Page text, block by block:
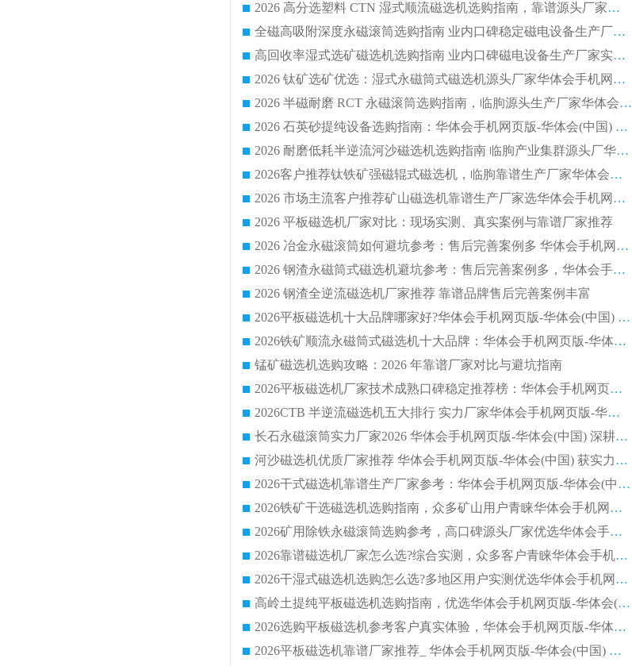
2026 高分选塑料 CTN 湿式顺流磁选机选购指南，靠谱源头厂家华体会手机网页版-华体会(中国) 详解
全磁高吸附深度永磁滚筒选购指南 业内口碑稳定磁电设备生产厂家详细推荐
高回收率湿式选矿磁选机选购指南 业内口碑磁电设备生产厂家实力解析
2026 钛矿选矿优选：湿式永磁筒式磁选机源头厂家华体会手机网页版-华体会(中国) 综合解析
2026 半磁耐磨 RCT 永磁滚筒选购指南，临朐源头生产厂家华体会手机网页版-华体会(中国) 实测分享
2026 石英砂提纯设备选购指南：华体会手机网页版-华体会(中国) 提纯磁选机厂家综合解读
2026 耐磨低耗半逆流河沙磁选机选购指南 临朐产业集群源头厂华体会手机网页版-华体会(中国) 详细解析
2026客户推荐钛铁矿强磁辊式磁选机，临朐靠谱生产厂家华体会手机网页版-华体会(中国) 详解
2026 市场主流客户推荐矿山磁选机靠谱生产厂家选华体会手机网页版-华体会(中国)
2026 平板磁选机厂家对比：现场实测、真实案例与靠谱厂家推荐
2026 冶金永磁滚筒如何避坑参考：售后完善案例多 华体会手机网页版-华体会(中国) 靠谱厂家
2026 钢渣永磁筒式磁选机避坑参考：售后完善案例多，华体会手机网页版-华体会(中国) 稳居榜单
2026 钢渣全逆流磁选机厂家推荐 靠谱品牌售后完善案例丰富
2026平板磁选机十大品牌哪家好?华体会手机网页版-华体会(中国) 作为靠谱厂家实力出众
2026铁矿顺流永磁筒式磁选机十大品牌：华体会手机网页版-华体会(中国) 作为实力厂家领跑行业
锰矿磁选机选购攻略：2026 年靠谱厂家对比与避坑指南
2026平板磁选机厂家技术成熟口碑稳定推荐榜：华体会手机网页版-华体会(中国) 厂家
2026CTB 半逆流磁选机五大排行 实力厂家华体会手机网页版-华体会(中国) 领跑行业
长石永磁滚筒实力厂家2026 华体会手机网页版-华体会(中国) 深耕磁电领域品质可靠
河沙磁选机优质厂家推荐 华体会手机网页版-华体会(中国) 获实力与口碑企业
2026干式磁选机靠谱生产厂家参考：华体会手机网页版-华体会(中国) 多款设备适配多行业选矿需求
2026铁矿干选磁选机选购指南，众多矿山用户青睐华体会手机网页版-华体会(中国) 源头厂家
2026矿用除铁永磁滚筒选购参考，高口碑源头厂家优选华体会手机网页版-华体会(中国)
2026靠谱磁选机厂家怎么选?综合实测，众多客户青睐华体会手机网页版-华体会(中国) 设备
2026干湿式磁选机选购怎么选?多地区用户实测优选华体会手机网页版-华体会(中国) 生产厂家
高岭土提纯平板磁选机选购指南，优选华体会手机网页版-华体会(中国) 靠谱生产厂家
2026选购平板磁选机参考客户真实体验，华体会手机网页版-华体会(中国) 厂家行业口碑排名前列
2026平板磁选机靠谱厂家推荐_ 华体会手机网页版-华体会(中国) 凭借良好口碑获得众多客户认可